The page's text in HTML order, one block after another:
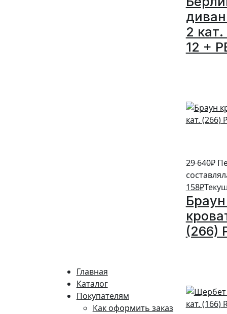
Главная
Каталог
Покупателям
Как оформить заказ
2
12 +
29 640₽
158₽
(266)